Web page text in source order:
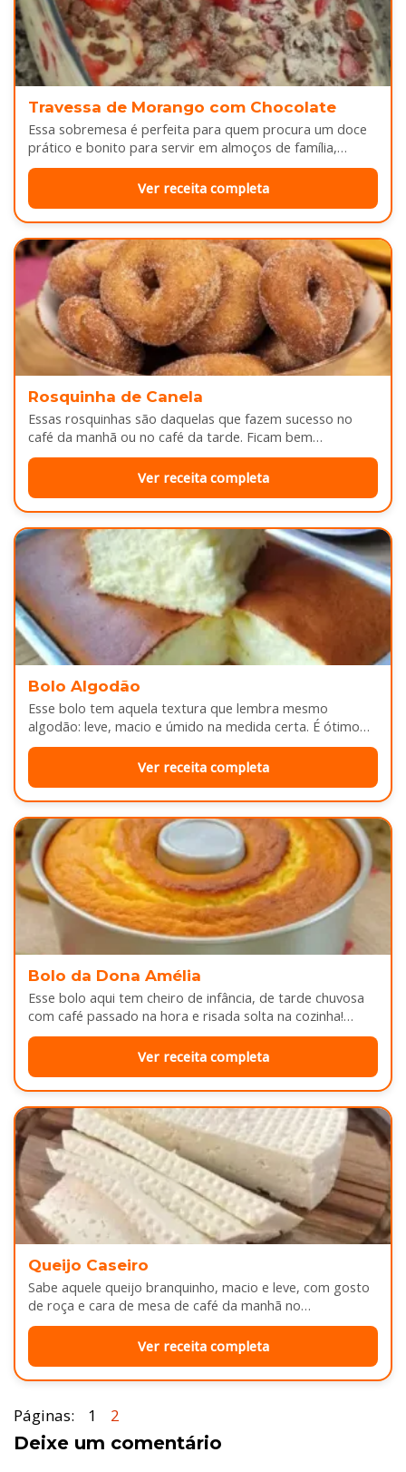
Travessa de Morango com Chocolate
Essa sobremesa é perfeita para quem procura um doce
prático e bonito para servir em almoços de família,
aniversários ou…
Ver receita completa
Rosquinha de Canela
Essas rosquinhas são daquelas que fazem sucesso no
café da manhã ou no café da tarde. Ficam bem
douradinhas por…
Ver receita completa
Bolo Algodão
Esse bolo tem aquela textura que lembra mesmo
algodão: leve, macio e úmido na medida certa. É ótimo
pra servir…
Ver receita completa
Bolo da Dona Amélia
Esse bolo aqui tem cheiro de infância, de tarde chuvosa
com café passado na hora e risada solta na cozinha!…
Ver receita completa
Queijo Caseiro
Sabe aquele queijo branquinho, macio e leve, com gosto
de roça e cara de mesa de café da manhã no…
Ver receita completa
Páginas: 1 2
Deixe um comentário